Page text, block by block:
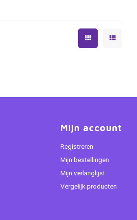
Mijn account
Registreren
Mijn bestellingen
Mijn verlanglijst
Vergelijk producten